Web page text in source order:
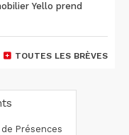
Yello prend
TOUTES LES BRÈVES
Présences